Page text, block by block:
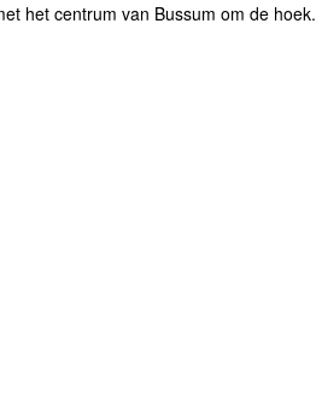
het centrum van Bussum om de hoek.